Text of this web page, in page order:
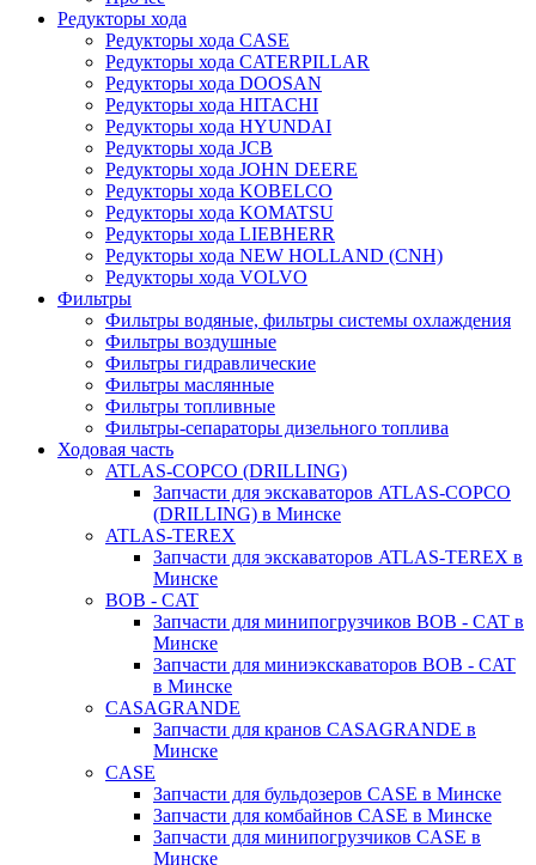
Редукторы хода
Редукторы хода CASE
Редукторы хода CATERPILLAR
Редукторы хода DOOSAN
Редукторы хода HITACHI
Редукторы хода HYUNDAI
Редукторы хода JCB
Редукторы хода JOHN DEERE
Редукторы хода KOBELCO
Редукторы хода KOMATSU
Редукторы хода LIEBHERR
Редукторы хода NEW HOLLAND (CNH)
Редукторы хода VOLVO
Фильтры
Фильтры водяные, фильтры системы охлаждения
Фильтры воздушные
Фильтры гидравлические
Фильтры маслянные
Фильтры топливные
Фильтры-сепараторы дизельного топлива
Ходовая часть
ATLAS-COPCO (DRILLING)
Запчасти для экскаваторов ATLAS-COPCO
(DRILLING) в Минске
ATLAS-TEREX
Запчасти для экскаваторов ATLAS-TEREX в
Минске
BOB - CAT
Запчасти для минипогрузчиков BOB - CAT в
Минске
Запчасти для миниэкскаваторов BOB - CAT
в Минске
CASAGRANDE
Запчасти для кранов CASAGRANDE в
Минске
CASE
Запчасти для бульдозеров CASE в Минске
Запчасти для комбайнов CASE в Минске
Запчасти для минипогрузчиков CASE в
Минске